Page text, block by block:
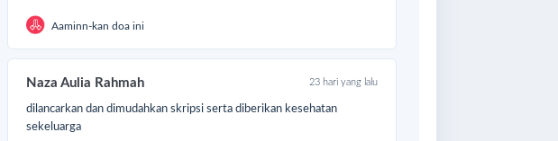
Aaminn-kan doa ini
Naza Aulia Rahmah 23 hari yang lalu
dilancarkan dan dimudahkan skripsi serta diberikan kesehatan
sekeluarga